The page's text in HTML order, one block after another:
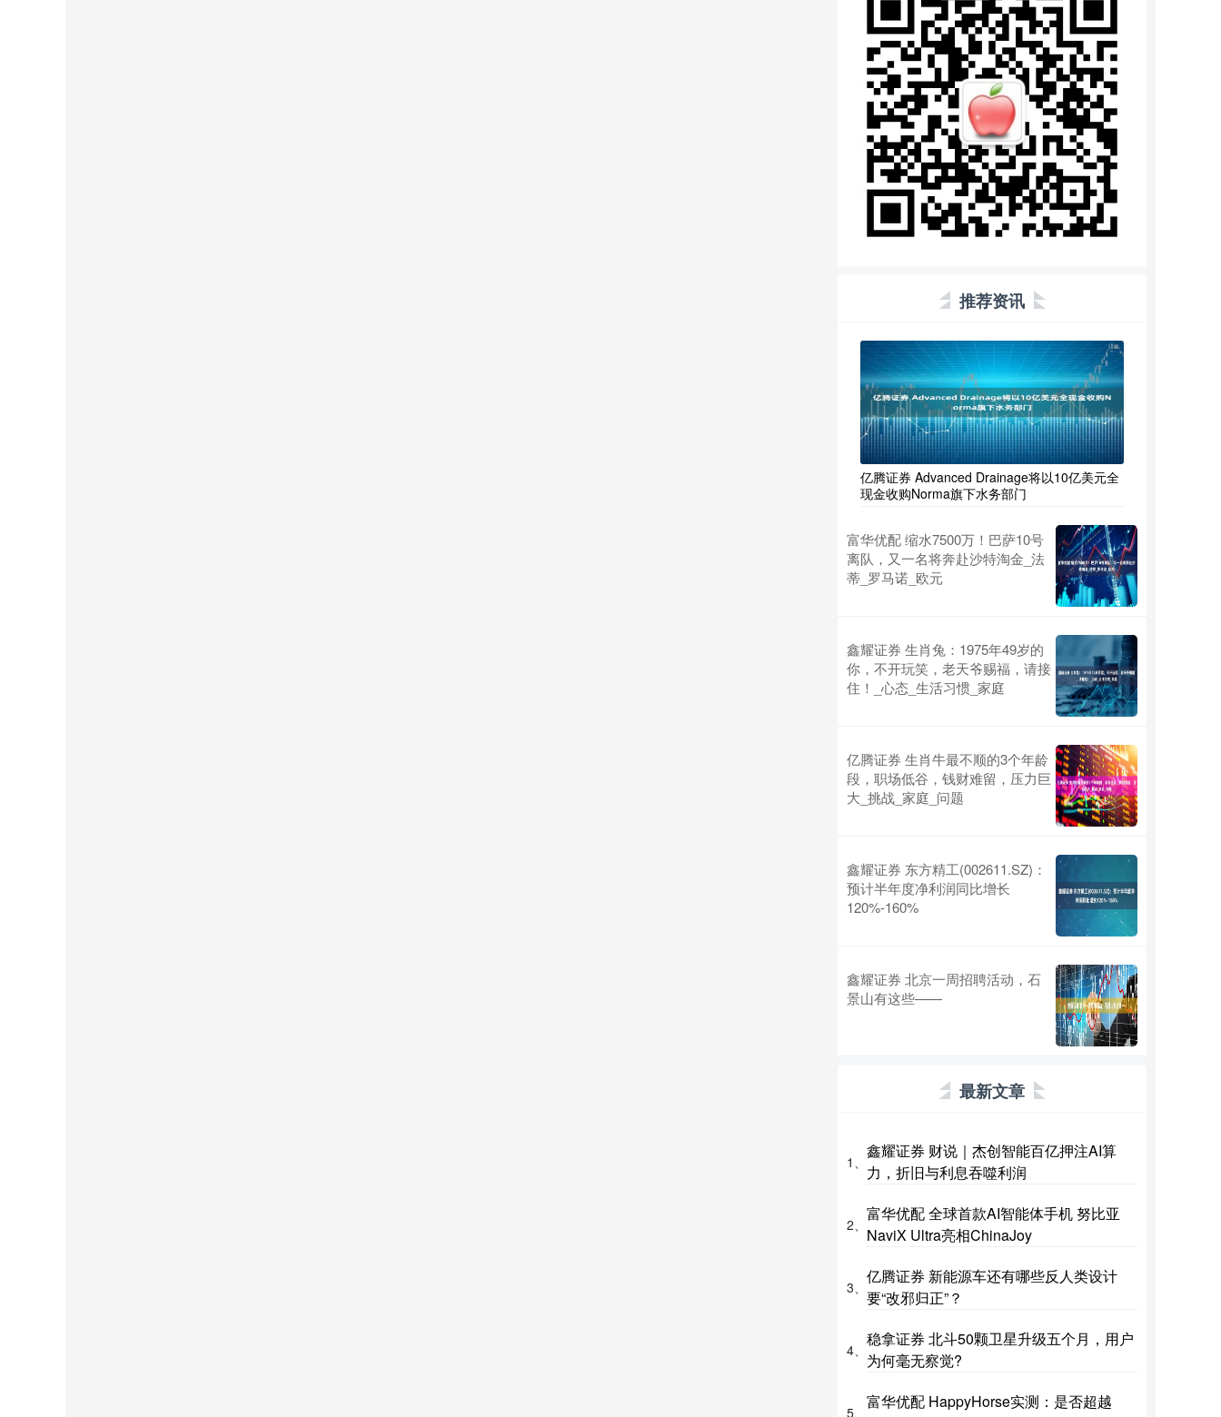
推荐资讯
亿腾证券 Advanced Drainage将以10亿美元全
现金收购Norma旗下水务部门
富华优配 缩水7500万！巴萨10号
离队，又一名将奔赴沙特淘金_法
蒂_罗马诺_欧元
鑫耀证券 生肖兔：1975年49岁的
你，不开玩笑，老天爷赐福，请接
住！_心态_生活习惯_家庭
亿腾证券 生肖牛最不顺的3个年龄
段，职场低谷，钱财难留，压力巨
大_挑战_家庭_问题
鑫耀证券 东方精工(002611.SZ)：
预计半年度净利润同比增长
120%-160%
鑫耀证券 北京一周招聘活动，石
景山有这些——
最新文章
1、
鑫耀证券 财说｜杰创智能百亿押注AI算
力，折旧与利息吞噬利润
2、
富华优配 全球首款AI智能体手机 努比亚
NaviX Ultra亮相ChinaJoy
3、
亿腾证券 新能源车还有哪些反人类设计
要“改邪归正”？
4、
稳拿证券 北斗50颗卫星升级五个月，用户
为何毫无察觉?
5、
富华优配 HappyHorse实测：是否超越